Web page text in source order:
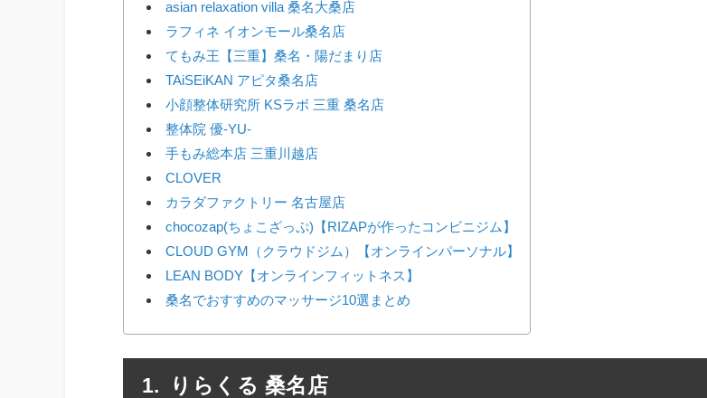
asian relaxation villa 桑名大桑店
ラフィネ イオンモール桑名店
てもみ王【三重】桑名・陽だまり店
TAiSEiKAN アピタ桑名店
小顔整体研究所 KSラボ 三重 桑名店
整体院 優-YU-
手もみ総本店 三重川越店
CLOVER
カラダファクトリー 名古屋店
chocozap(ちょこざっぷ)【RIZAPが作ったコンビニジム】
CLOUD GYM（クラウドジム）【オンラインパーソナル】
LEAN BODY【オンラインフィットネス】
桑名でおすすめのマッサージ10選まとめ
りらくる 桑名店